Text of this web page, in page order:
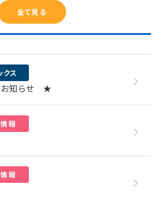
全て見る
クス
知らせ ★
報
報